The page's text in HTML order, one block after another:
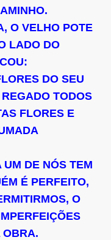
O VELHO POTE
LADO DO
DO SEU
TODOS
FLORES E
DE NÓS TEM
É PERFEITO,
O
OBRA.